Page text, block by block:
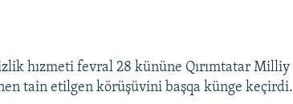
hızmeti fevral 28 kününe Qırımtatar Milliy
tain etilgen körüşüvini başqa künge keçirdi.